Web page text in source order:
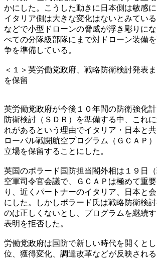
かにした。こうした動きに日本側は敏感に
イタリア側は大きな変化はないとみてい
などで小型ドローンの脅威が浮き彫りに
べての分隊級部隊にまで対ドローン装備
争を準備している。
＜１＞英労働党政府、戦略防衛検討発表
を保留
英労働党政府が今後１０年間の防衛強化
防衛検討（ＳＤＲ）を準備する中、これ
れがあるという理由でイタリア・日本と
ローバル戦闘航空プログラム（ＧＣＡＰ
立場を保留することにした。
英国のポラード国防担当閣外相は１９日
空軍司令官会議で、ＧＣＡＰは極めて重
り、近くパートナーのイタリア、日本と
にした。しかしポラード氏は戦略防衛検
のは正しくないとし、プログラムを継続
表明を拒否した。
労働党政府は国防で新しい時代を開くと
位、獲得変化、調達改革などが反映され